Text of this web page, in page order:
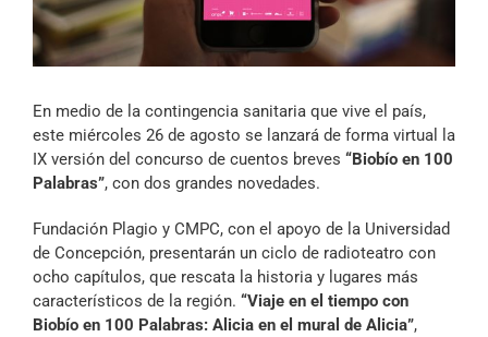
Archivo Sonoro
En medio de la contingencia sanitaria que vive el país,
este miércoles 26 de agosto se lanzará de forma virtual la
IX versión del concurso de cuentos breves “Biobío en 100
Palabras”, con dos grandes novedades.
Fundación Plagio y CMPC, con el apoyo de la Universidad
de Concepción, presentarán un ciclo de radioteatro con
ocho capítulos, que rescata la historia y lugares más
característicos de la región. “Viaje en el tiempo con
Biobío en 100 Palabras: Alicia en el mural de Alicia”,